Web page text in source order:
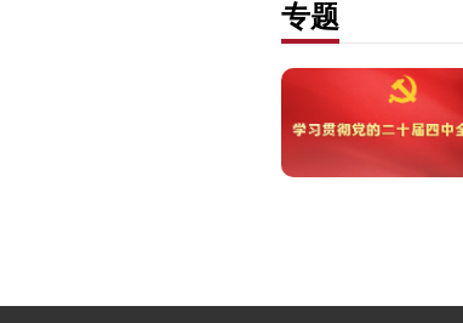
专题